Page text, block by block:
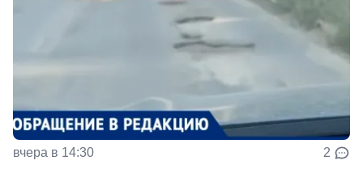
вчера в 14:30 2